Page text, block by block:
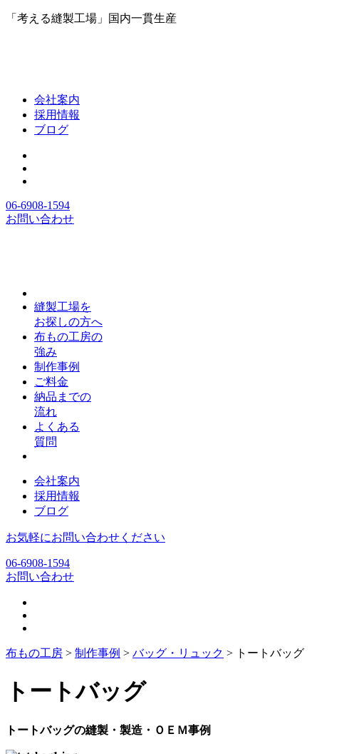
「考える縫製工場」国内一貫生産
会社案内
採用情報
ブログ
06-6908-1594
お問い合わせ
縫製工場を
お探しの方へ
布もの工房の
強み
制作事例
ご料金
納品までの
流れ
よくある
質問
会社案内
採用情報
ブログ
お気軽にお問い合わせください
06-6908-1594
お問い合わせ
布もの工房 > 制作事例 > バッグ・リュック > トートバッグ
トートバッグ
トートバッグの縫製・製造・ＯＥＭ事例